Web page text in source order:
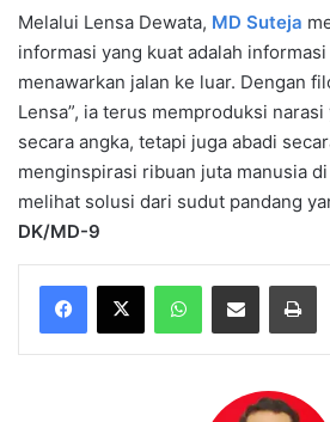
Melalui Lensa Dewata, MD Suteja
informasi yang kuat adalah
menawarkan jalan ke luar. Dengan
Lensa”, ia terus memproduksi
secara angka, tetapi juga abadi
menginspirasi ribuan juta manusia
melihat solusi dari sudut pandang
DK/MD-9
WhatsAppShare via Email